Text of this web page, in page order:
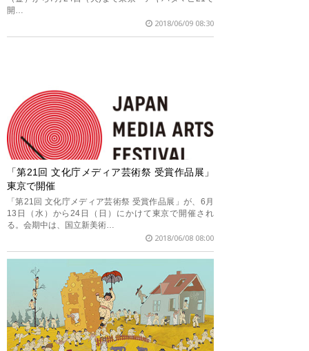
開…
2018/06/09 08:30
「第21回 文化庁メディア芸術祭 受賞作品展」
東京で開催
「第21回 文化庁メディア芸術祭 受賞作品展」が、6月
13日（水）から24日（日）にかけて東京で開催され
る。会期中は、国立新美術…
2018/06/08 08:00